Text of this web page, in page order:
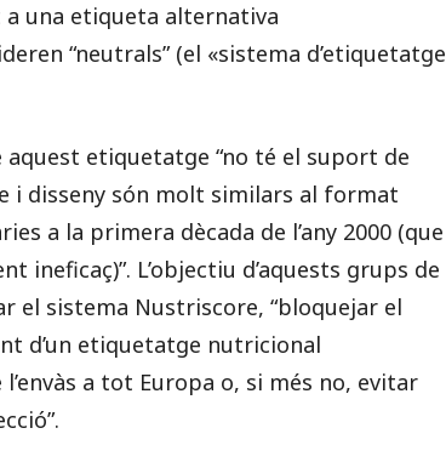
una etiqueta alternativa
“neutrals” (el «sistema d’etiquetatge
aquest etiquetatge “no té el suport de
i disseny són molt similars al format
a la primera dècada de l’any 2000 (que
L’objectiu d’aquests grups de
el sistema Nustriscore, “bloquejar el
d’un etiquetatge nutricional
a tot Europa o, si més no, evitar